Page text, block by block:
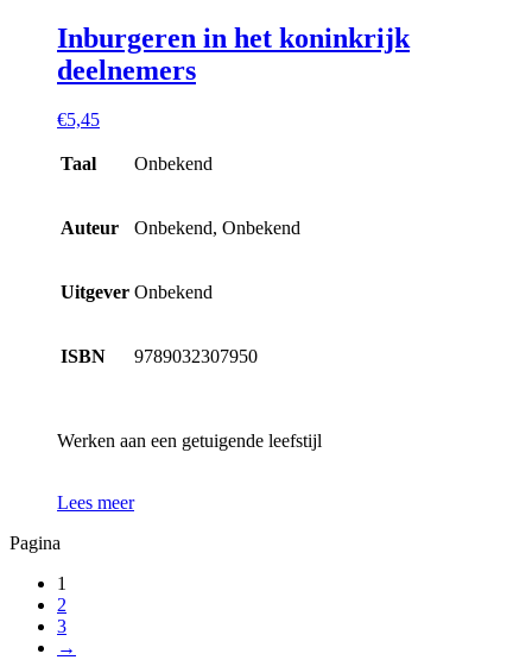
Inburgeren in het koninkrijk
deelnemers
€5,45
Taal Onbekend
Auteur Onbekend, Onbekend
Uitgever Onbekend
ISBN 9789032307950
Werken aan een getuigende leefstijl
Lees meer
Pagina
1
2
3
→